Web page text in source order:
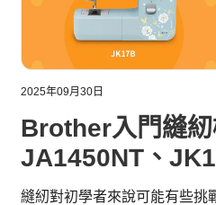
2025年09月30日
Brother入門縫紉
JA1450NT、
FS80X
縫紉對初學者來說可能有些挑